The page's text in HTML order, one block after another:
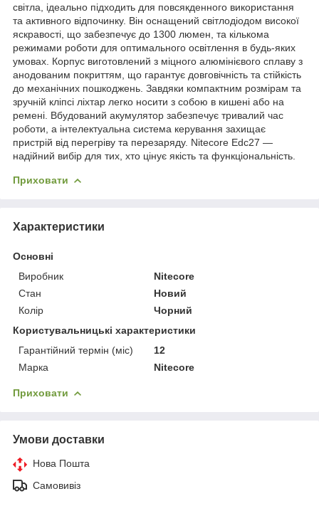
світла, ідеально підходить для повсякденного використання
та активного відпочинку. Він оснащений світлодіодом високої
яскравості, що забезпечує до 1300 люмен, та кількома
режимами роботи для оптимального освітлення в будь-яких
умовах. Корпус виготовлений з міцного алюмінієвого сплаву з
анодованим покриттям, що гарантує довговічність та стійкість
до механічних пошкоджень. Завдяки компактним розмірам та
зручній кліпсі ліхтар легко носити з собою в кишені або на
ремені. Вбудований акумулятор забезпечує тривалий час
роботи, а інтелектуальна система керування захищає
пристрій від перегріву та перезаряду. Nitecore Edc27 —
надійний вибір для тих, хто цінує якість та функціональність.
Приховати
Характеристики
Основні
Виробник
Nitecore
Стан
Новий
Колір
Чорний
Користувальницькі характеристики
Гарантійний термін (міс)
12
Марка
Nitecore
Приховати
Умови доставки
Нова Пошта
Самовивіз